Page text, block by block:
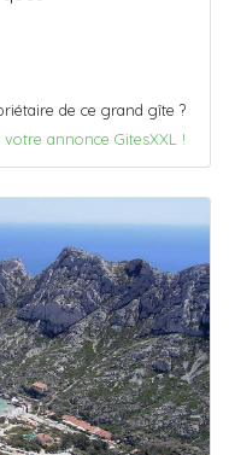
de ce grand gîte ?
votre annonce GitesXXL !